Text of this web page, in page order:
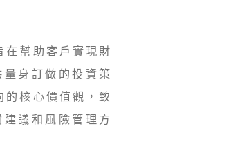
在幫助客戶實現財
身訂做的投資策
核心價值觀，致
議和風險管理方